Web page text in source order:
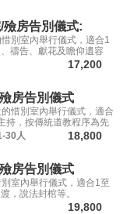
殮房告別儀式:
別室內舉行儀式，適合1
禱告、獻花及瞻仰遺容
17,200
房告別儀式
惜別室內舉行儀式，適合
持，按傳統道教程序為先
30人 18,800
房告別儀式
室內舉行儀式，適合1至
，說法封棺等。
19,800